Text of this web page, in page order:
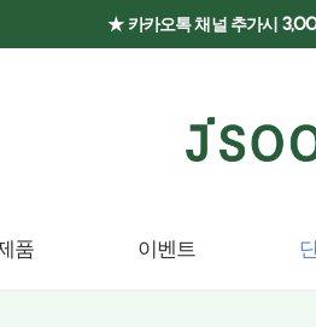
★ 카카오톡 채널 추가시
품 이벤트